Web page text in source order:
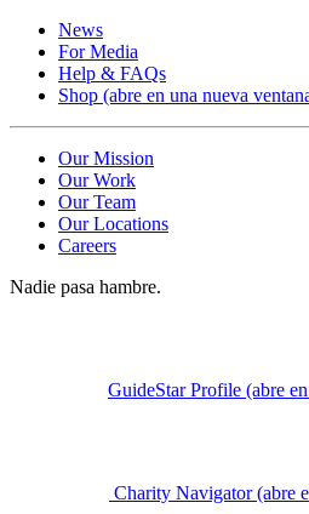
News
For Media
Help & FAQs
Shop (abre en una nueva
Our Mission
Our Work
Our Team
Our Locations
Careers
Nadie pasa hambre.
GuideStar Profile (abre
Charity Navigator (abre